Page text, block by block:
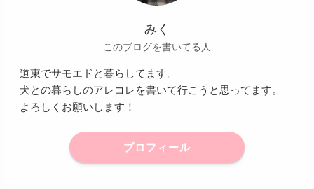
みく
このブログを書いてる人
道東でサモエドと暮らしてます。
犬との暮らしのアレコレを書いて行こうと思ってます。
よろしくお願いします！
プロフィール